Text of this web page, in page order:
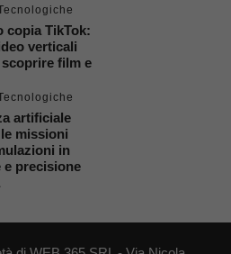
copia TikTok:
verticali
film e
artificiale
missioni
in
e precisione